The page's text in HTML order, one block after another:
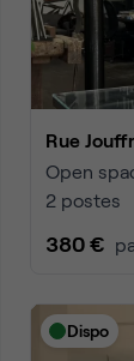
Rue
Open
2 postes
380 €
Dispo